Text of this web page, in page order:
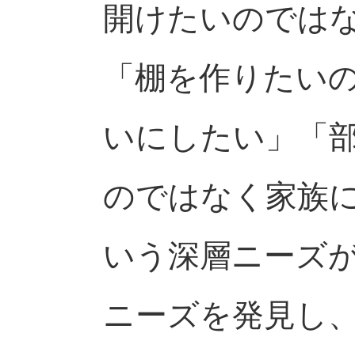
開けたいのでは
「棚を作りたい
いにしたい」「
のではなく家族
いう深層ニーズ
ニーズを発見し